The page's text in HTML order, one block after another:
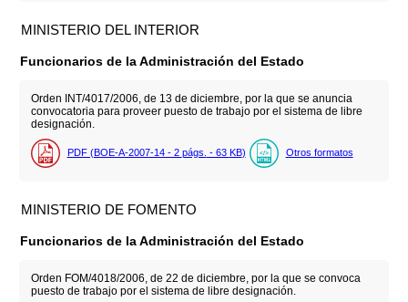
MINISTERIO DEL INTERIOR
Funcionarios de la Administración del Estado
Orden INT/4017/2006, de 13 de diciembre, por la que se anuncia
convocatoria para proveer puesto de trabajo por el sistema de libre
designación.
PDF (BOE-A-2007-14 - 2 págs. - 63 KB) Otros formatos
MINISTERIO DE FOMENTO
Funcionarios de la Administración del Estado
Orden FOM/4018/2006, de 22 de diciembre, por la que se convoca
puesto de trabajo por el sistema de libre designación.